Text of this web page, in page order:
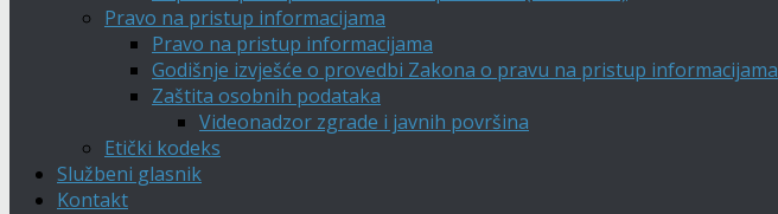
Pravo na pristup informacijama
Pravo na pristup informacijama
Godišnje izvješće o provedbi Zakona o pravu na pristup informacijama
Zaštita osobnih podataka
Videonadzor zgrade i javnih površina
Etički kodeks
Službeni glasnik
Kontakt